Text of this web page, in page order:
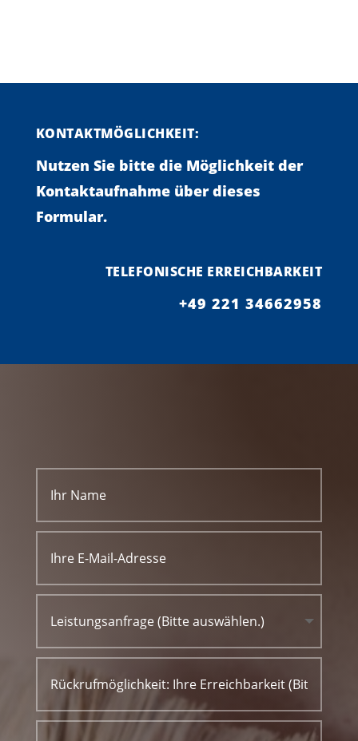
KONTAKTMÖGLICHKEIT:
Nutzen Sie bitte die Möglichkeit der
Kontaktaufnahme über dieses
Formular.
TELEFONISCHE ERREICHBARKEIT
+49 221 34662958